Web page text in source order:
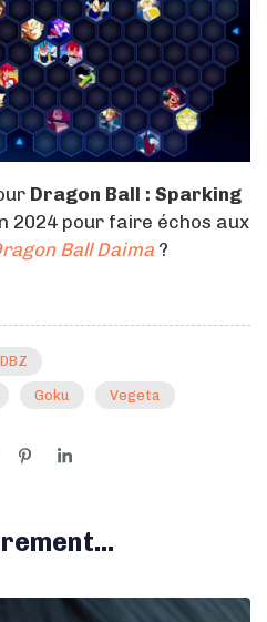
Dragon Ball : Sparking
2024 pour faire échos aux
Ball Daima ?
DBZ
Goku Vegeta